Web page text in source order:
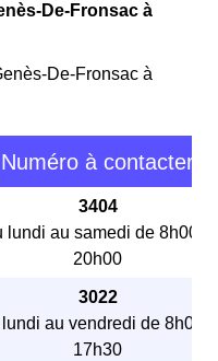
De-Fronsac à
De-Fronsac à
Numéro à contacter
3404
lundi au samedi de 8h00 à
20h00
3022
au vendredi de 8h00 à
17h30